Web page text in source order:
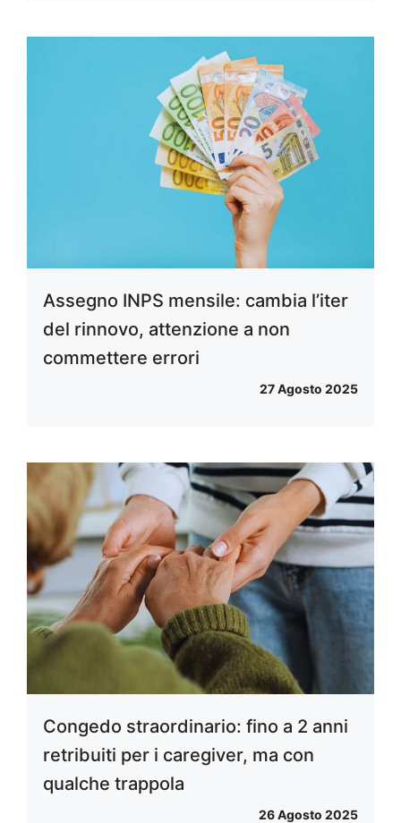
Assegno INPS mensile: cambia l’iter
del rinnovo, attenzione a non
commettere errori
27 Agosto 2025
Congedo straordinario: fino a 2 anni
retribuiti per i caregiver, ma con
qualche trappola
26 Agosto 2025